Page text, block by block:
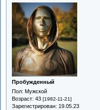
Пробужденный
Пол: Мужской
Возраст: 43 [1982-11-21]
Зарегистрирован: 19.05.23